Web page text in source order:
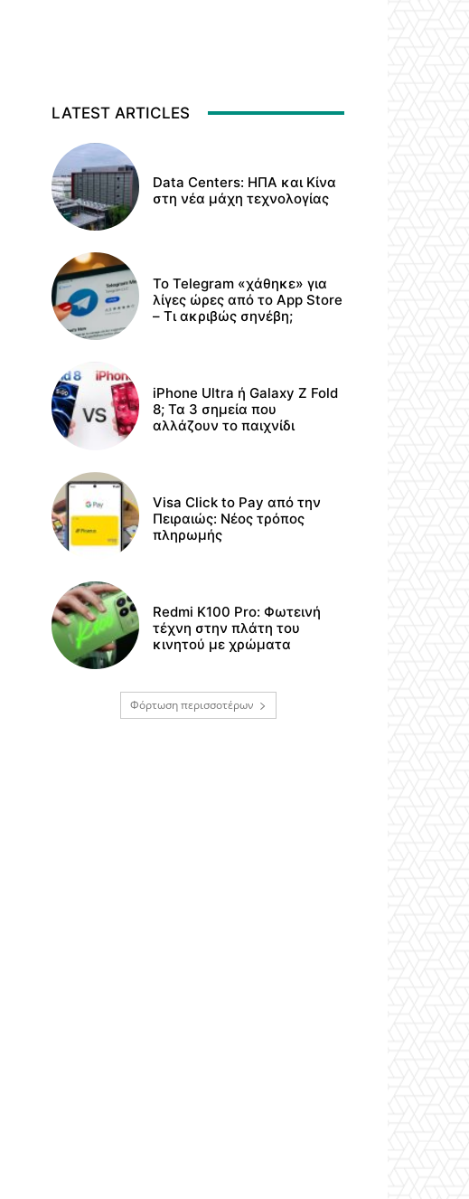
LATEST ARTICLES
Data Centers: ΗΠΑ και Κίνα
στη νέα μάχη τεχνολογίας
Το Telegram «χάθηκε» για
λίγες ώρες από το App Store
– Τι ακριβώς σηνέβη;
iPhone Ultra ή Galaxy Z Fold
8; Τα 3 σημεία που
αλλάζουν το παιχνίδι
Visa Click to Pay από την
Πειραιώς: Νέος τρόπος
πληρωμής
Redmi K100 Pro: Φωτεινή
τέχνη στην πλάτη του
κινητού με χρώματα
Φόρτωση περισσοτέρων